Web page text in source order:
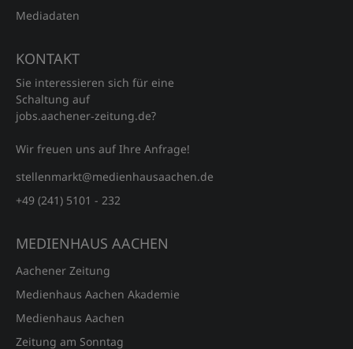
Mediadaten
KONTAKT
Sie interessieren sich für eine
Schaltung auf
jobs.aachener‑zeitung.de?
Wir freuen uns auf Ihre Anfrage!
stellenmarkt@medienhausaachen.de
+49 (241) 5101 - 232
MEDIENHAUS AACHEN
Aachener Zeitung
Medienhaus Aachen Akademie
Medienhaus Aachen
Zeitung am Sonntag